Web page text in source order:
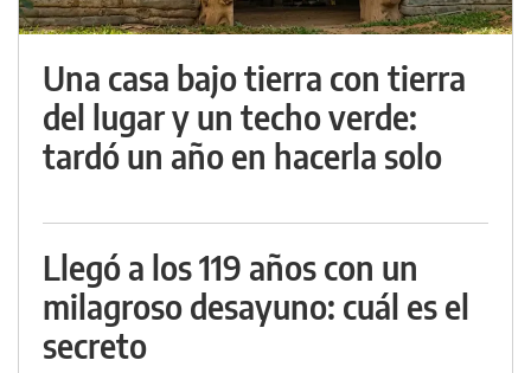
Una casa bajo tierra con tierra
del lugar y un techo verde:
tardó un año en hacerla solo
Llegó a los 119 años con un
milagroso desayuno: cuál es el
secreto